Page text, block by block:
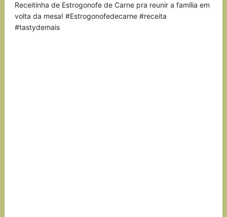
Receitinha de Estrogonofe de Carne pra reunir a família em
volta da mesa! #Estrogonofedecarne #receita
#tastydemais